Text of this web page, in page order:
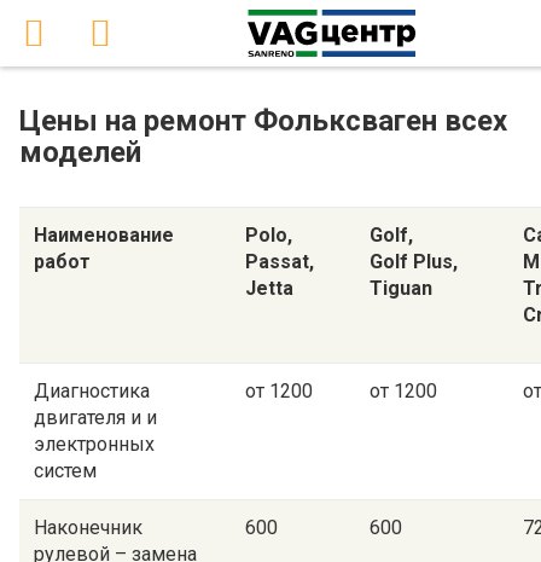
Цены на ремонт Фольксваген всех
моделей
Наименование
работ
Polo,
Passat,
Jetta
Golf,
Golf Plus,
Tiguan
Диагностика
двигателя и и
электронных
систем
от 1200 от 1200
Наконечник
рулевой – замена
600 600